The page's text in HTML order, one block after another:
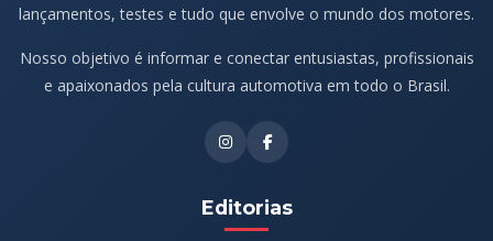
lançamentos, testes e tudo que envolve o mundo dos motores.
Nosso objetivo é informar e conectar entusiastas, profissionais
e apaixonados pela cultura automotiva em todo o Brasil.
Editorias